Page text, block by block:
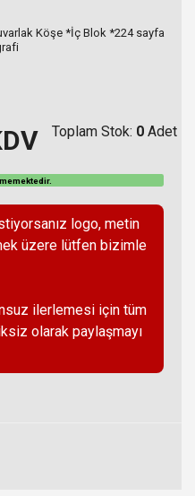
Köşe *İç Blok *224 sayfa
Toplam Stok: 0 Adet
.
logo, metin
üzere lütfen bizimle
ilerlemesi için tüm
olarak paylaşmayı